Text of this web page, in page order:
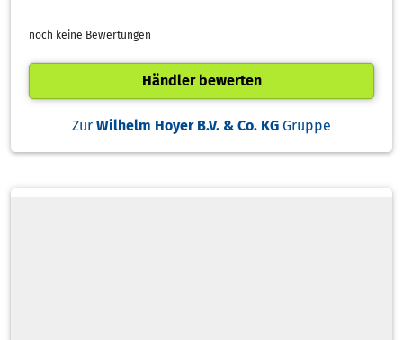
noch keine Bewertungen
Händler bewerten
Zur Wilhelm Hoyer B.V. & Co. KG Gruppe